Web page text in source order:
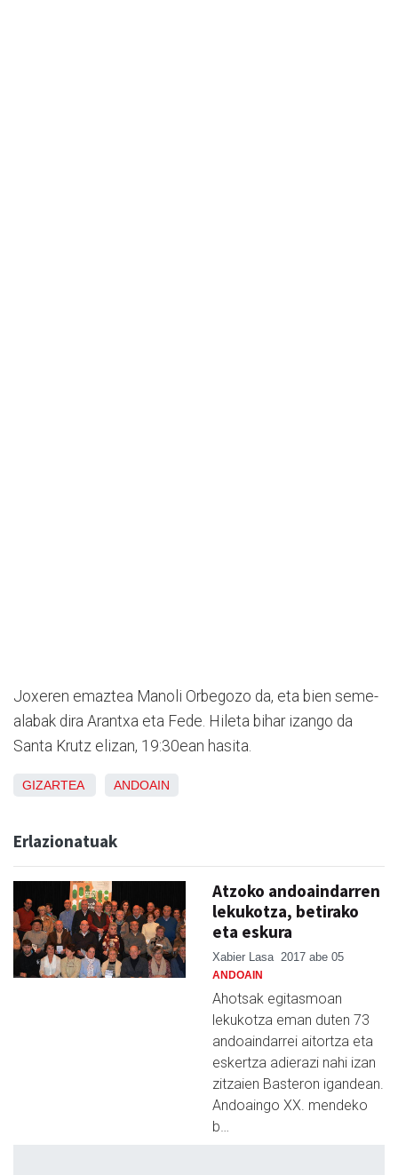
Joxeren emaztea Manoli Orbegozo da, eta bien seme-
alabak dira Arantxa eta Fede. Hileta bihar izango da
Santa Krutz elizan, 19:30ean hasita.
GIZARTEA ANDOAIN
Erlazionatuak
Atzoko andoaindarren
lekukotza, betirako
eta eskura
Xabier Lasa 2017 abe 05
ANDOAIN
Ahotsak egitasmoan
lekukotza eman duten 73
andoaindarrei aitortza eta
eskertza adierazi nahi izan
zitzaien Basteron igandean.
Andoaingo XX. mendeko
b…